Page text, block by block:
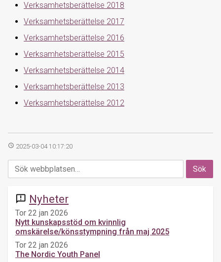
Verksamhetsberättelse 2018
Verksamhetsberättelse 2017
Verksamhetsberättelse 2016
Verksamhetsberättelse 2015
Verksamhetsberättelse 2014
Verksamhetsberättelse 2013
Verksamhetsberättelse 2012
access_time 2025-03-04 10:17:20
announcement Nyheter
Tor 22 jan 2026
Nytt kunskapsstöd om kvinnlig
omskärelse/könsstympning från maj 2025
Tor 22 jan 2026
The Nordic Youth Panel